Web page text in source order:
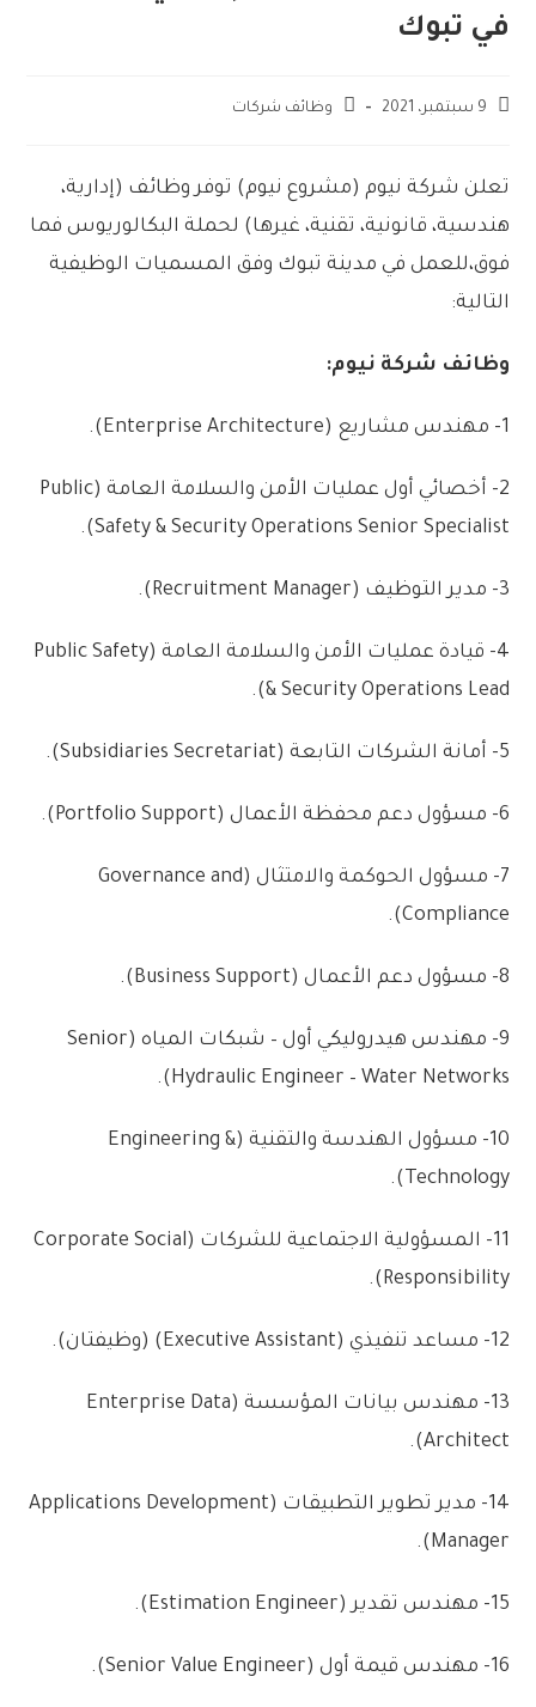
في تبوك
9 سبتمبر، 2021 وظائف شركات
تعلن شركة نيوم (مشروع نيوم) توفر وظائف (إدارية،
هندسية، قانونية، تقنية، غيرها) لحملة البكالوريوس فما
فوق،للعمل في مدينة تبوك وفق المسميات الوظيفية
التالية:
وظائف شركة نيوم:
1- مهندس مشاريع (
Enterprise Architecture
)
.
2- أخصائي أول عمليات الأمن والسلامة العامة (
Public
Safety & Security Operations Senior Specialist
)
.
3- مدير التوظيف (
Recruitment Manager
)
.
4- قيادة عمليات الأمن والسلامة العامة (
Public Safety
& Security Operations Lead
)
.
5- أمانة الشركات التابعة (
Subsidiaries Secretariat
)
.
6- مسؤول دعم محفظة الأعمال (
Portfolio Support
)
.
7- مسؤول الحوكمة والامتثال (
Governance and
Compliance
)
.
8- مسؤول دعم الأعمال (
Business Support
)
.
9- مهندس هيدروليكي أول – شبكات المياه (
Senior
Hydraulic Engineer – Water Networks
)
.
10- مسؤول الهندسة والتقنية (
Engineering &
Technology
)
.
11- المسؤولية الاجتماعية للشركات (
Corporate Social
Responsibility
)
.
12- مساعد تنفيذي (
Executive Assistant
)
(وظيفتان).
13- مهندس بيانات المؤسسة (
Enterprise Data
Architect
)
.
14- مدير تطوير التطبيقات (
Applications Development
Manager
)
.
15- مهندس تقدير (
Estimation Engineer
)
.
16- مهندس قيمة أول (
Senior Value Engineer
)
.